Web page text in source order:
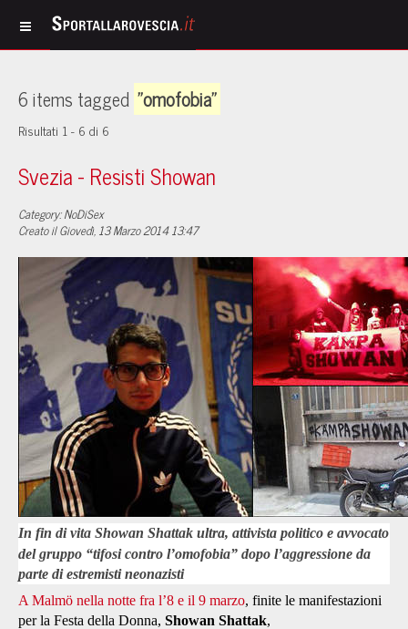
6 items tagged "omofobia"
Risultati 1 - 6 di 6
Svezia - Resisti Showan
Category: NoDiSex
Creato il Giovedì, 13 Marzo 2014 13:47
In fin di vita Showan Shattak ultra, attivista politico e avvocato
del gruppo “tifosi contro l’omofobia” dopo l’aggressione da
parte di estremisti neonazisti
A Malmö nella notte fra l’8 e il 9 marzo, finite le manifestazioni
per la Festa della Donna, Showan Shattak,